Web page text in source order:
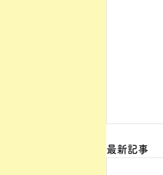
最新記事